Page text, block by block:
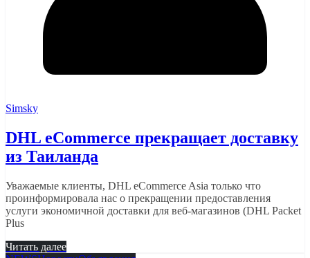
Simsky
DHL eCommerce прекращает доставку
из Таиланда
Уважаемые клиенты, DHL eCommerce Asia только что
проинформировала нас о прекращении предоставления
услуги экономичной доставки для веб-магазинов (DHL Packet
Plus
Читать далее